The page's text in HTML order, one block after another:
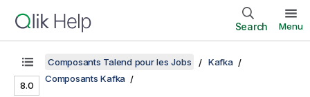
Search Menu
8.0
Composants Talend pour les Jobs
Kafka
Composants Kafka